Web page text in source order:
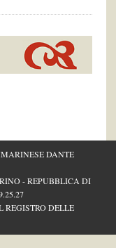
DANTE
- REPUBBLICA DI
REGISTRO DELLE